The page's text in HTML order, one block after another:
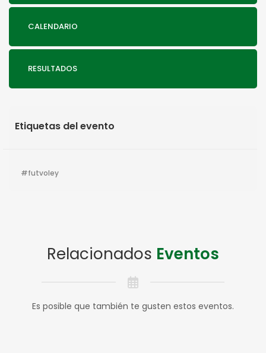
CALENDARIO
RESULTADOS
Etiquetas del evento
futvoley
Relacionados Eventos
Es posible que también te gusten estos eventos.